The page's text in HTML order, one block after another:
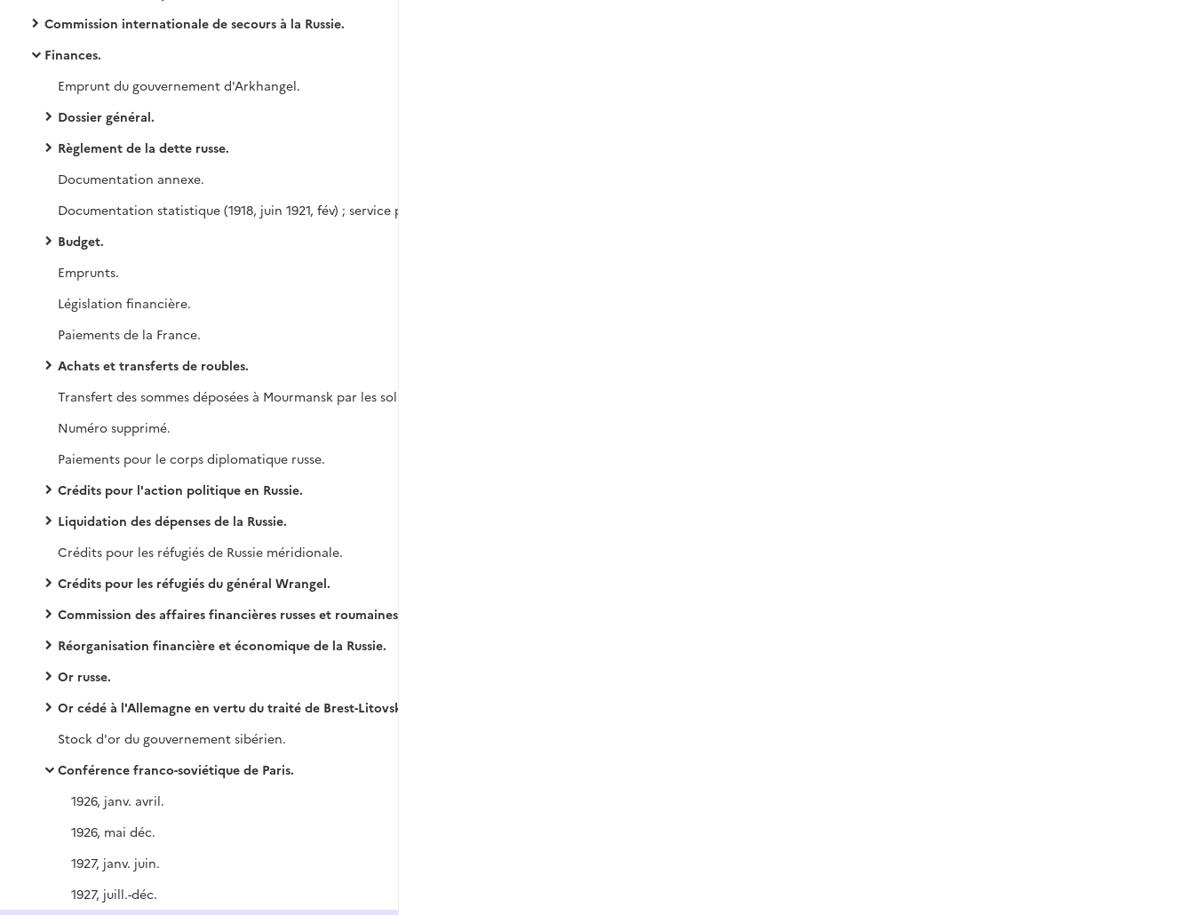
Commission internationale de secours à la Russie.
Finances.
Emprunt du gouvernement d'Arkhangel.
Dossier général.
Règlement de la dette russe.
Documentation annexe.
Budget.
Emprunts.
Législation financière.
Paiements de la France.
Achats et transferts de roubles.
Numéro supprimé.
Paiements pour le corps diplomatique russe.
Crédits pour l'action politique en Russie.
Liquidation des dépenses de la Russie.
Crédits pour les réfugiés de Russie méridionale.
Crédits pour les réfugiés du général Wrangel.
Commission des affaires financières russes et roumaines.
Réorganisation financière et économique de la Russie.
Or russe.
Or cédé à l'Allemagne en vertu du traité de Brest-Litovsk.
Stock d'or du gouvernement sibérien.
Conférence franco-soviétique de Paris.
1926, janv. avril.
1926, mai déc.
1927, janv. juin.
1927, juill.-déc.